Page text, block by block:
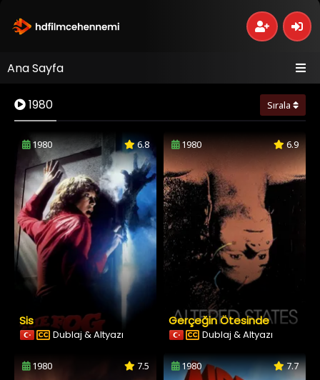
Ana Sayfa
1980 Sırala
1980 6.8
Sis
Dublaj & Altyazı
1980 6.9
Gerçeğin Ötesinde
Dublaj & Altyazı
1980 7.5 1980 7.7